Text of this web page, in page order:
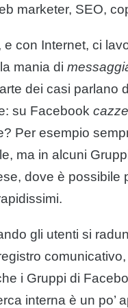
marketer, SEO,
e con Internet, ci
mania di
dei casi parlano
su Facebook
Per esempio
ma in alcuni
dove è possibile
gli utenti si
i Gruppi di
interna è un po’